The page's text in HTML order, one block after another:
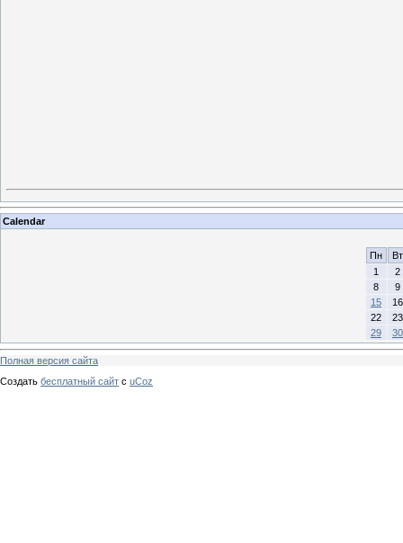
Calendar
Пн
Вт
1
2
8
9
15
16
22
23
29
30
Полная версия сайта
Создать бесплатный сайт с uCoz